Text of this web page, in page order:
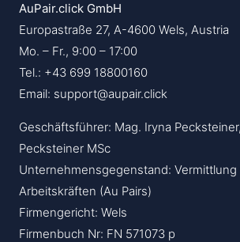
AuPair.click GmbH
Europastraße 27, A-4600 Wels, Austria
Mo. – Fr., 9:00 – 17:00
Tel.: +43 699 18800160
Email: support@aupair.click
Geschäftsführer: Mag. Iryna
Pecksteiner MSc
Unternehmensgegenstand: Vermittlung
Arbeitskräften (Au Pairs)
Firmengericht: Wels
Firmenbuch Nr: FN 571073 p